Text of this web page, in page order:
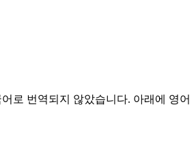
로 번역되지 않았습니다. 아래에 영어